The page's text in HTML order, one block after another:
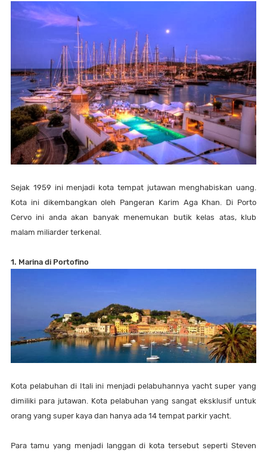
Sejak 1959 ini menjadi kota tempat jutawan menghabiskan uang.
Kota ini dikembangkan oleh Pangeran Karim Aga Khan. Di Porto
Cervo ini anda akan banyak menemukan butik kelas atas, klub
malam miliarder terkenal.
1. Marina di Portofino
Kota pelabuhan di Itali ini menjadi pelabuhannya yacht super yang
dimiliki para jutawan. Kota pelabuhan yang sangat eksklusif untuk
orang yang super kaya dan hanya ada 14 tempat parkir yacht.
Para tamu yang menjadi langgan di kota tersebut seperti Steven